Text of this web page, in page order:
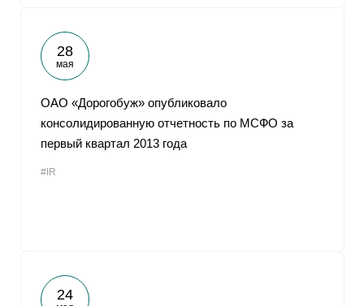
28
мая
ОАО «Дорогобуж» опубликовало
консолидированную отчетность по МСФО за
первый квартал 2013 года
#IR
24